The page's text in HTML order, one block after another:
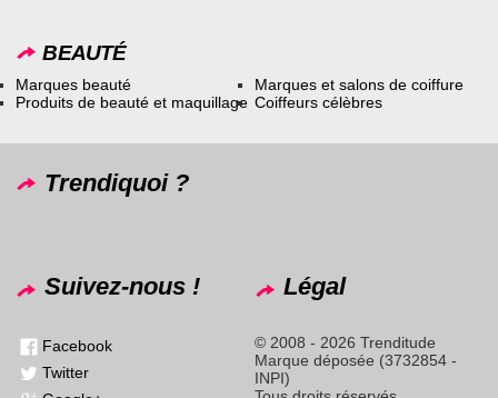
BEAUTÉ
Marques beauté
Produits de beauté et maquillage
Marques et salons de coiffure
Coiffeurs célèbres
Trendiquoi ?
Suivez-nous !
Facebook
Twitter
Légal
© 2008 - 2026 Trenditude
Marque déposée (3732854 -
INPI)